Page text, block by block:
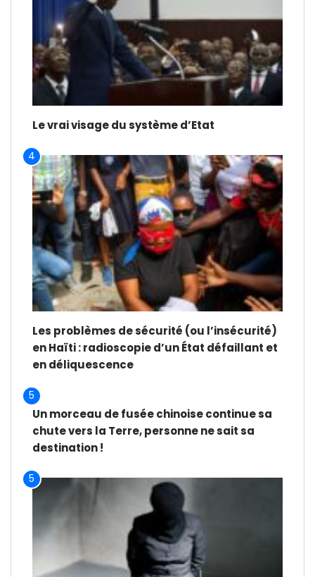
Le vrai visage du système d’Etat
4
Les problèmes de sécurité (ou l’insécurité)
en Haïti : radioscopie d’un État défaillant et
en déliquescence
5
Un morceau de fusée chinoise continue sa
chute vers la Terre, personne ne sait sa
destination !
5